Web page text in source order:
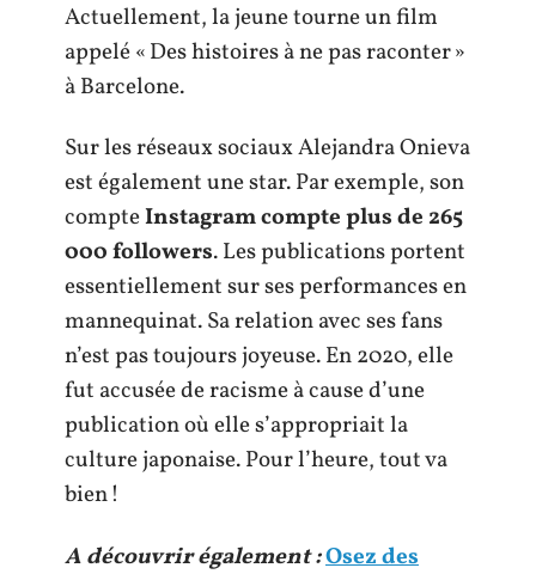
Actuellement, la jeune tourne un film
appelé « Des histoires à ne pas raconter »
à Barcelone.
Sur les réseaux sociaux Alejandra Onieva
est également une star. Par exemple, son
compteInstagram compte plus de 265
000 followers. Les publications portent
essentiellement sur ses performances en
mannequinat. Sa relation avec ses fans
n’est pas toujours joyeuse. En 2020, elle
fut accusée de racisme à cause d’une
publication où elle s’appropriait la
culture japonaise. Pour l’heure, tout va
bien !
A découvrir également :Osez des